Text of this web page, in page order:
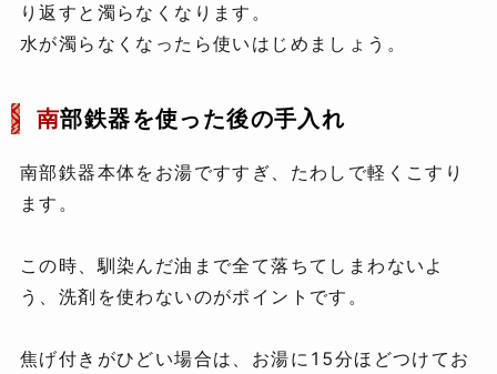
り返すと濁らなくなります。
水が濁らなくなったら使いはじめましょう。
南部鉄器を使った後の手入れ
南部鉄器本体をお湯ですすぎ、たわしで軽くこすり
ます。
この時、馴染んだ油まで全て落ちてしまわないよ
う、洗剤を使わないのがポイントです。
焦げ付きがひどい場合は、お湯に15分ほどつけてお